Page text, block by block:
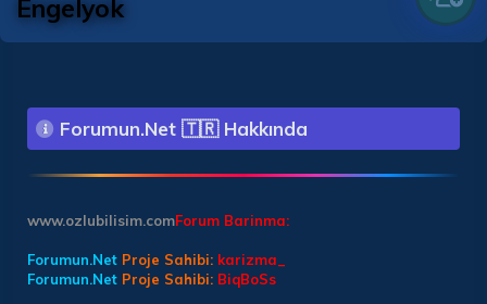
Engelyok
Forumun.Net 🇹🇷 Hakkında
Forum Barinma:
www.ozlubilisim.com
Forumun.Net Proje Sahibi: karizma_
Forumun.Net Proje Sahibi: BiqBoSs